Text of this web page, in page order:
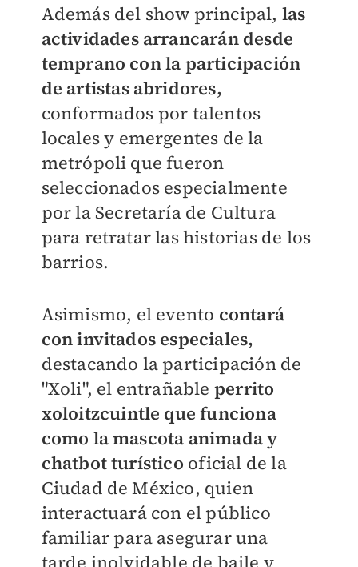
Además del show principal, las
actividades arrancarán desde
temprano con la participación
de artistas abridores,
conformados por talentos
locales y emergentes de la
metrópoli que fueron
seleccionados especialmente
por la Secretaría de Cultura
para retratar las historias de los
barrios.
Asimismo, el evento contará
con invitados especiales,
destacando la participación de
"Xoli", el entrañable perrito
xoloitzcuintle que funciona
como la mascota animada y
chatbot turístico oficial de la
Ciudad de México, quien
interactuará con el público
familiar para asegurar una
tarde inolvidable de baile y